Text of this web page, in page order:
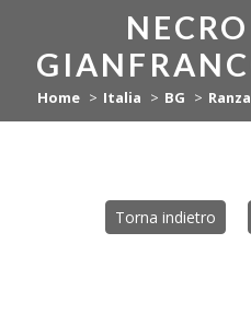
Home Italia BG
Torna indietro